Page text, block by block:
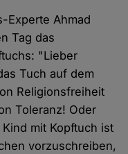
Experte Ahmad
Tag das
"Lieber
Tuch auf dem
Religionsfreiheit
Toleranz! Oder
mit Kopftuch ist
vorzuschreiben,